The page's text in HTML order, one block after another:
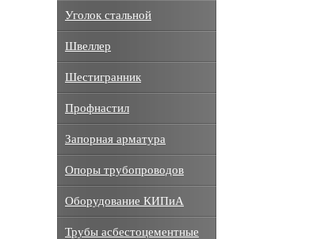
Уголок стальной
Швеллер
Шестигранник
Профнастил
Запорная арматура
Опоры трубопроводов
Оборудование КИПиА
Трубы асбестоцементные